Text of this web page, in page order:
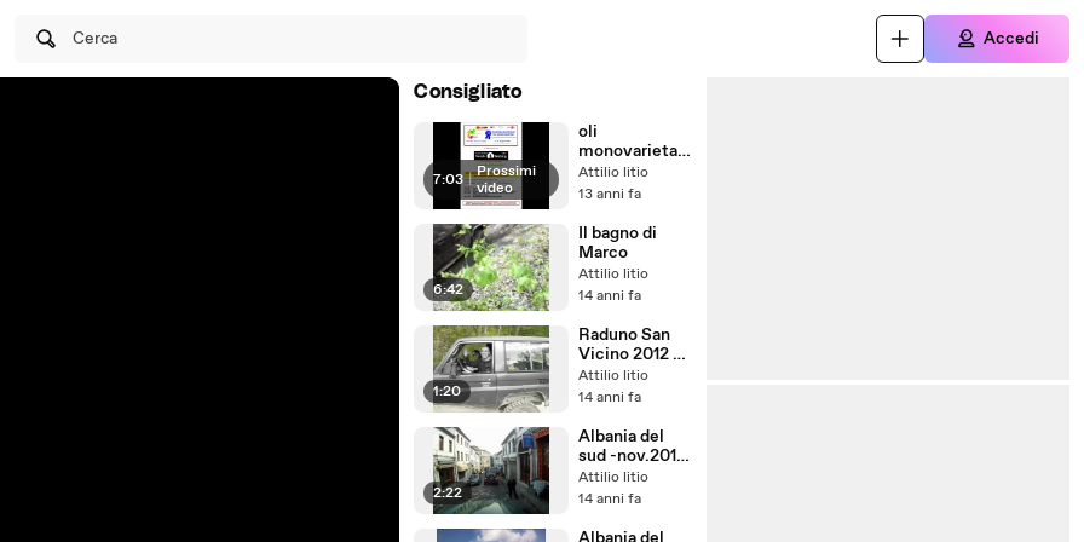
Cerca Accedi
Consigliato
7:03 | Prossimi
video
oli
monovarietali
e nordic
walking
Attilio litio
13 anni fa
6:42
Il bagno di
Marco
Attilio litio
14 anni fa
1:20
Raduno San
Vicino 2012 -
2
Attilio litio
14 anni fa
2:22
Albania del
sud -nov.2011
- Omaggio a
Gjirocaster
Attilio litio
14 anni fa